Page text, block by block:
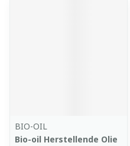
BIO-OIL
Bio-oil Herstellende Olie